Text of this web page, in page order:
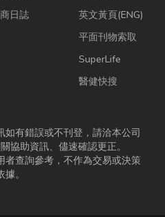
日誌
英文黃頁(ENG)
平面刊物索取
SuperLife
醫健快搜
有錯誤或不刊登，請洽本公司
協助資訊、儘速確認更正。
者查詢參考，不作為交易或決策
據。